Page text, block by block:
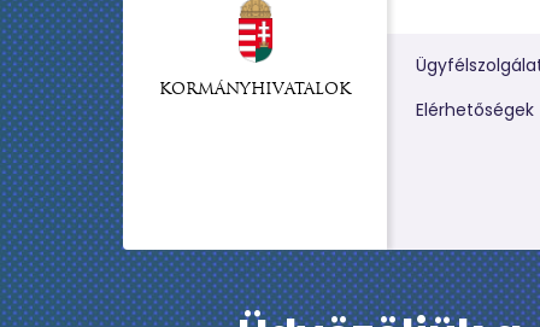
KORMÁNYHIVATALOK
Kereső
Elérhetőségek